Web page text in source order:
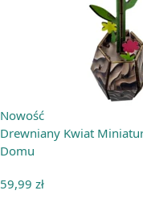
Nowość
Drewniany Kwiat
Domu
59,99 zł